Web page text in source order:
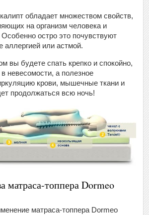
обладает множеством свойств,
на организм человека и
остро это почувствуют
или астмой.
вы будете спать крепко и спокойно,
невесомости, а полезное
крови, мышечные ткани и
продолжаться всю ночь!
матраса-топпера Dormeo
матраса-топпера Dormeo